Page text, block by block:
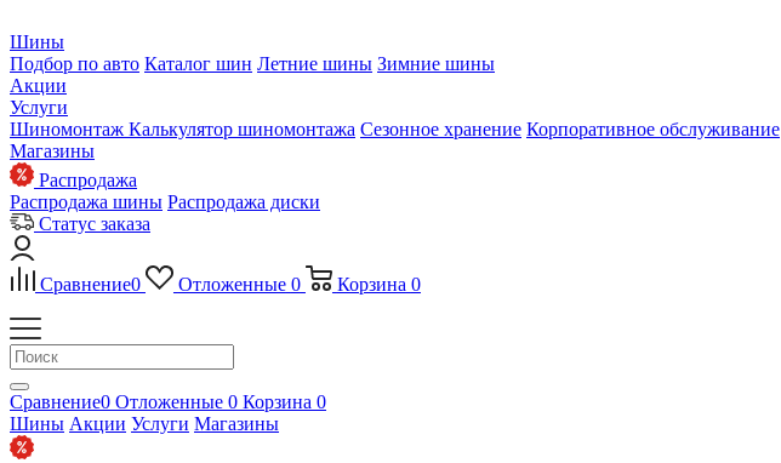
Шины
Подбор по авто Каталог шин Летние шины Зимние шины
Акции
Услуги
Шиномонтаж Калькулятор шиномонтажа Сезонное хранение Корпоративное обслуживание
Магазины
Распродажа
Распродажа шины Распродажа диски
Статус заказа
Сравнение0 Отложенные 0 Корзина 0
Сравнение0 Отложенные 0 Корзина 0
Шины Акции Услуги Магазины